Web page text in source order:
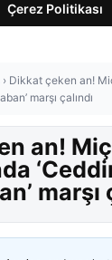
Çerez Politikası
› Dikkat çeken an!
marşı çalındı
an!
marşı